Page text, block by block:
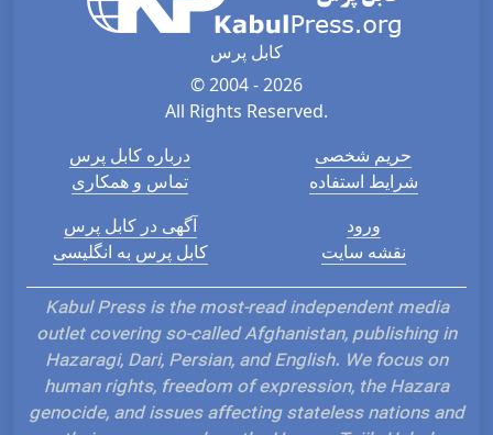
کابل پرس
© 2004 - 2026
All Rights Reserved.
درباره کابل پرس
تماس و همکاری
حریم شخصی
شرایط استفاده
آگهی در کابل پرس
کابل پرس به انگلیسی
ورود
نقشه سایت
Kabul Press is the most-read independent media
outlet covering so-called Afghanistan, publishing in
Hazaragi, Dari, Persian, and English. We focus on
human rights, freedom of expression, the Hazara
genocide, and issues affecting stateless nations and